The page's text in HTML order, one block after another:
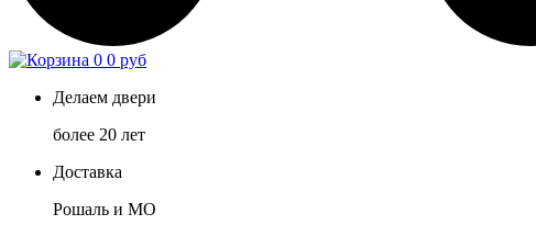
0 0 руб
Делаем двери
более 20 лет
Доставка
Рошаль и МО